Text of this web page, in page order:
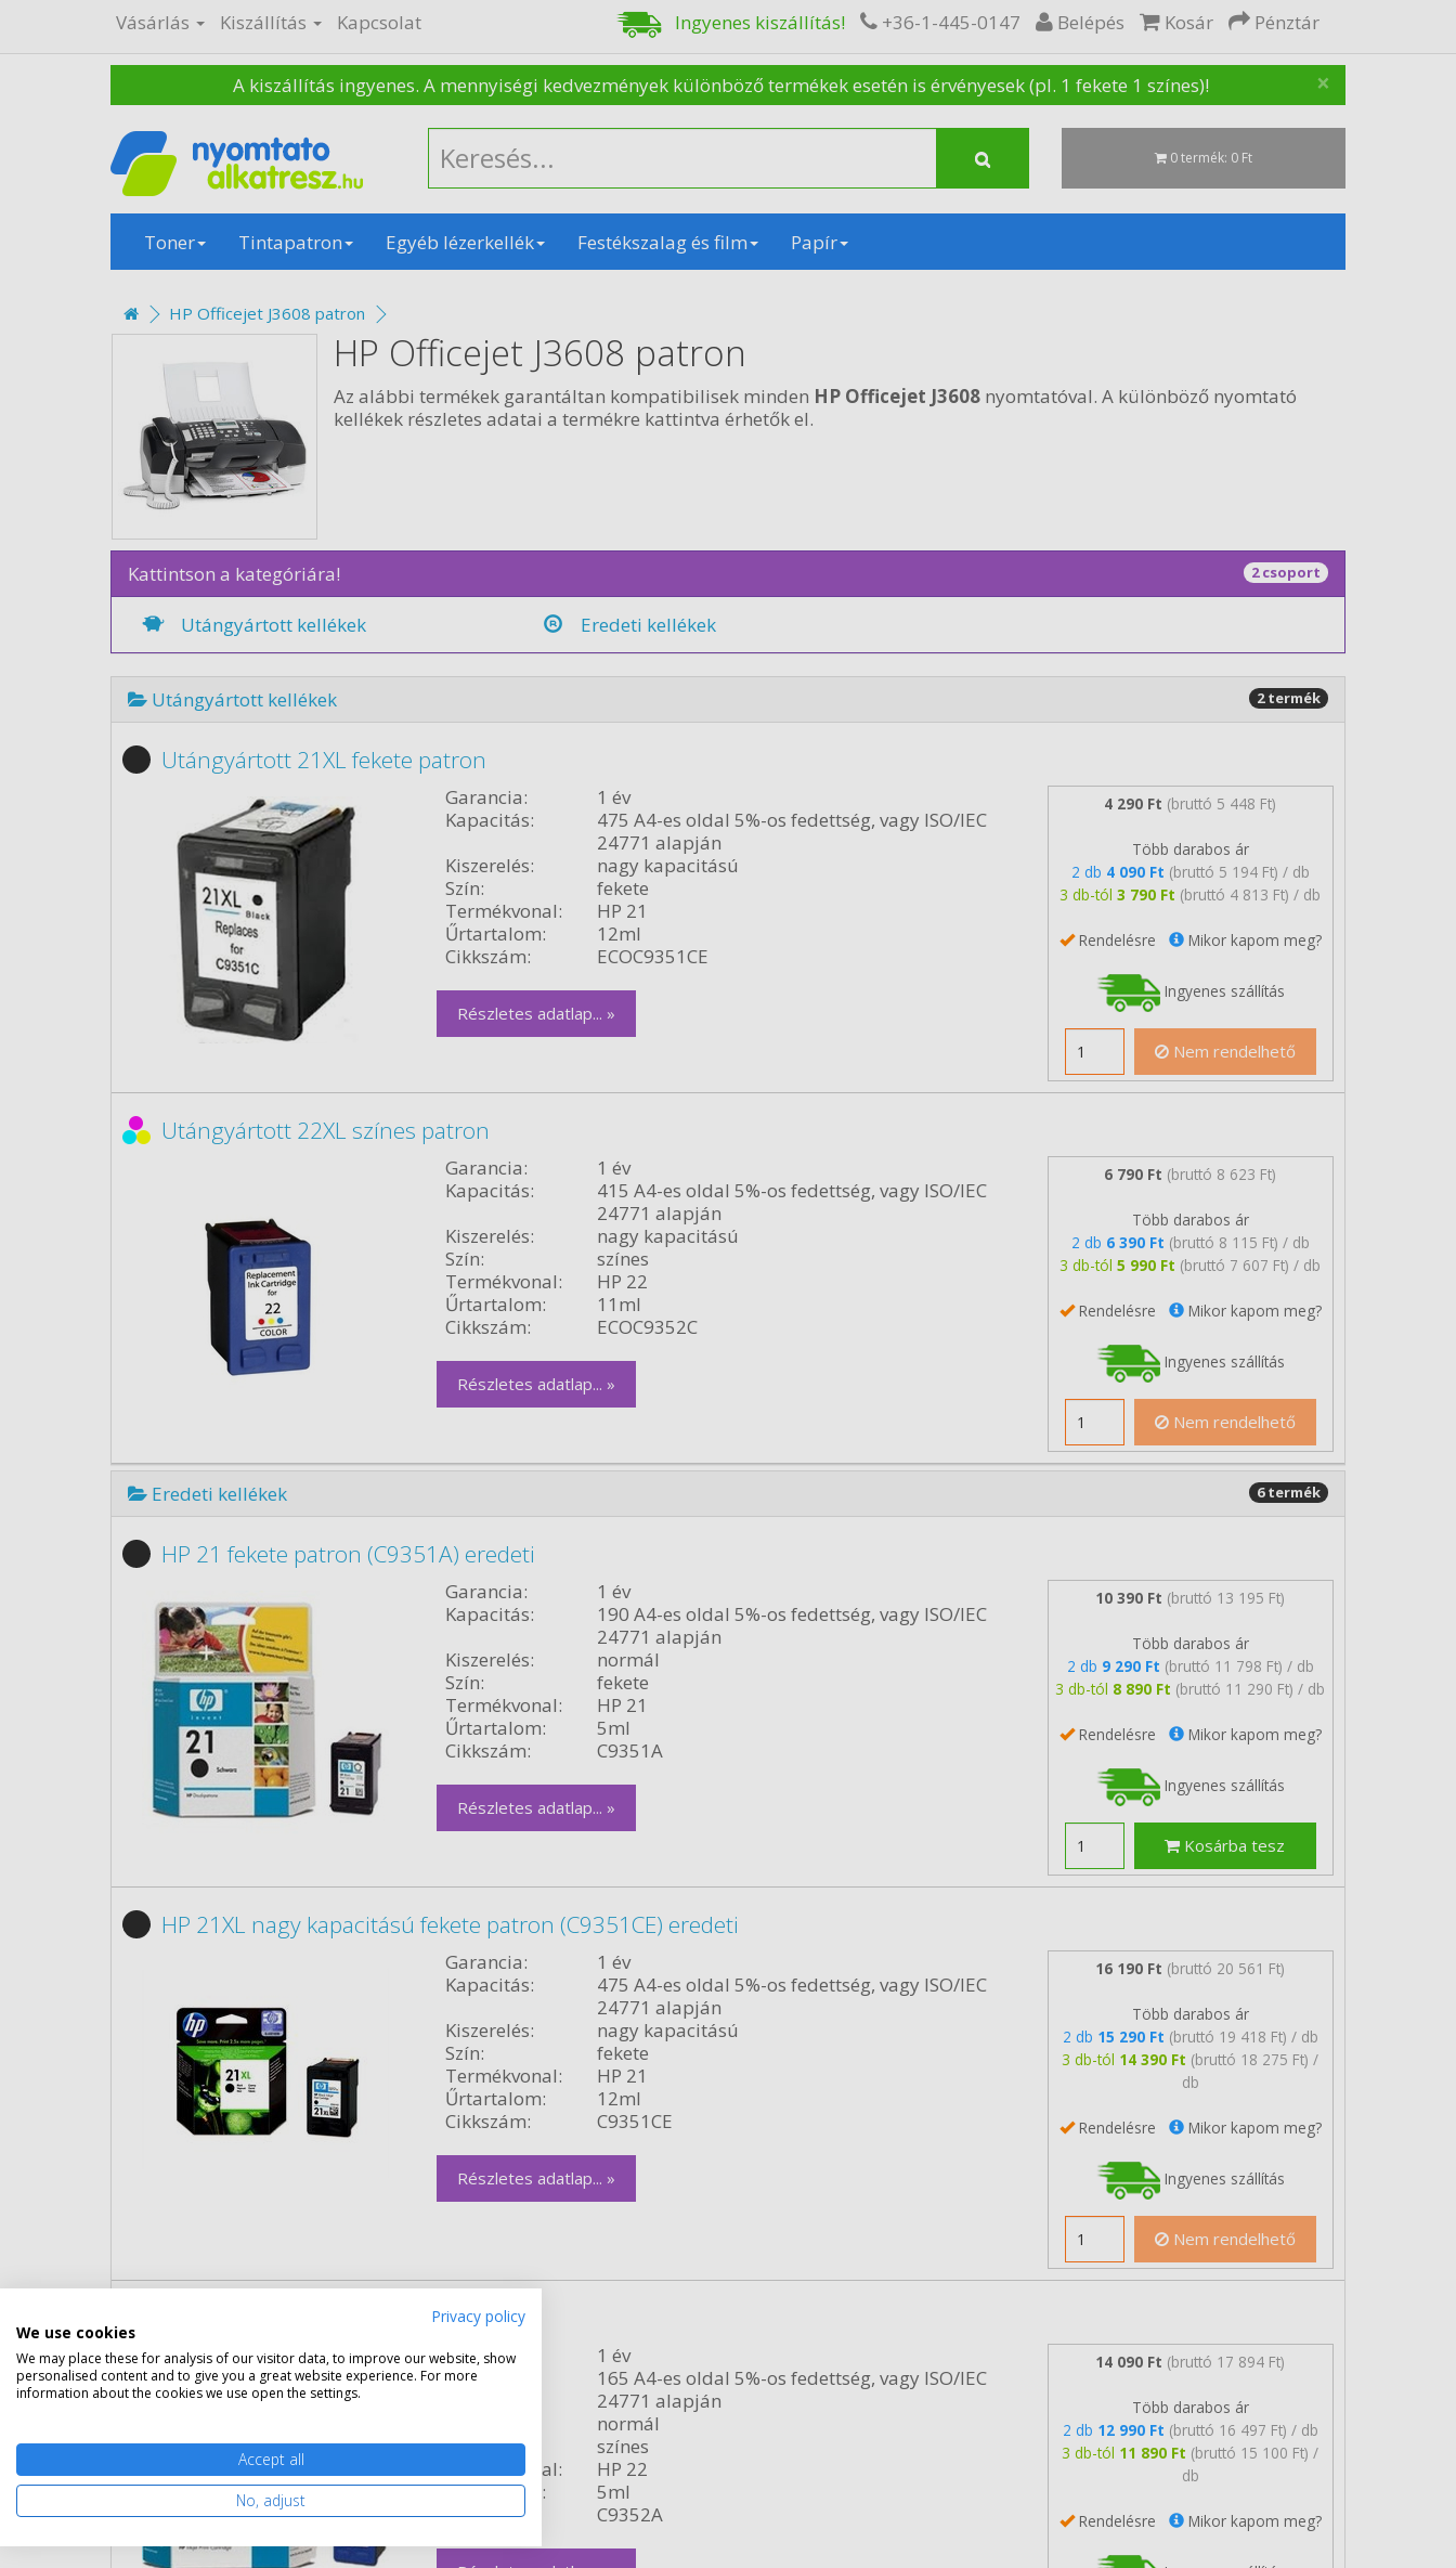
Vásárlás Kiszállítás Kapcsolat Ingyenes kiszállítás! +36-1-445-0147 Belépés Kosár Pénztár
×
A kiszállítás ingyenes. A mennyiségi kedvezmények különböző termékek esetén is érvényesek (pl. 1 fekete 1 színes)!
0 termék: 0 Ft
Toner Tintapatron Egyéb lézerkellék Festékszalag és film Papír
HP Officejet J3608 patron
HP Officejet J3608 patron
Az alábbi termékek garantáltan kompatibilisek minden HP Officejet J3608 nyomtatóval. A különböző nyomtató
kellékek részletes adatai a termékre kattintva érhetők el.
Kattintson a kategóriára! 2 csoport
Utángyártott kellékek Eredeti kellékek
Utángyártott kellékek 2 termék
Utángyártott 21XL fekete patron
Garancia:
1 év
Kapacitás:
475 A4-es oldal 5%-os fedettség, vagy ISO/IEC
24771 alapján
Kiszerelés:
nagy kapacitású
Szín:
fekete
Termékvonal:
HP 21
Űrtartalom:
12ml
Cikkszám:
ECOC9351CE
Részletes adatlap... »
4 290 Ft (bruttó 5 448 Ft)
Több darabos ár
2 db 4 090 Ft (bruttó 5 194 Ft) / db
3 db-tól3 790 Ft (bruttó 4 813 Ft) / db
Rendelésre Mikor kapom meg?
Ingyenes szállítás
Nem rendelhető
Utángyártott 22XL színes patron
Garancia:
1 év
Kapacitás:
415 A4-es oldal 5%-os fedettség, vagy ISO/IEC
24771 alapján
Kiszerelés:
nagy kapacitású
Szín:
színes
Termékvonal:
HP 22
Űrtartalom:
11ml
Cikkszám:
ECOC9352C
Részletes adatlap... »
6 790 Ft (bruttó 8 623 Ft)
Több darabos ár
2 db 6 390 Ft (bruttó 8 115 Ft) / db
3 db-tól5 990 Ft (bruttó 7 607 Ft) / db
Rendelésre Mikor kapom meg?
Ingyenes szállítás
Nem rendelhető
Eredeti kellékek 6 termék
HP 21 fekete patron (C9351A) eredeti
Garancia:
1 év
Kapacitás:
190 A4-es oldal 5%-os fedettség, vagy ISO/IEC
24771 alapján
Kiszerelés:
normál
Szín:
fekete
Termékvonal:
HP 21
Űrtartalom:
5ml
Cikkszám:
C9351A
Részletes adatlap... »
10 390 Ft (bruttó 13 195 Ft)
Több darabos ár
2 db 9 290 Ft (bruttó 11 798 Ft) / db
3 db-tól 8 890 Ft (bruttó 11 290 Ft) / db
Rendelésre Mikor kapom meg?
Ingyenes szállítás
Kosárba tesz
HP 21XL nagy kapacitású fekete patron (C9351CE) eredeti
Garancia:
1 év
Kapacitás:
475 A4-es oldal 5%-os fedettség, vagy ISO/IEC
24771 alapján
Kiszerelés:
nagy kapacitású
Szín:
fekete
Termékvonal:
HP 21
Űrtartalom:
12ml
Cikkszám:
C9351CE
Részletes adatlap... »
16 190 Ft (bruttó 20 561 Ft)
Több darabos ár
2 db 15 290 Ft (bruttó 19 418 Ft) / db
3 db-tól 14 390 Ft (bruttó 18 275 Ft) /
db
Rendelésre Mikor kapom meg?
Ingyenes szállítás
Nem rendelhető
HP 22 színes patron (C9352A) eredeti
Garancia:
1 év
Kapacitás:
165 A4-es oldal 5%-os fedettség, vagy ISO/IEC
24771 alapján
normál
Szín:
színes
Termékvonal:
HP 22
Űrtartalom:
5ml
Cikkszám:
C9352A
14 090 Ft (bruttó 17 894 Ft)
Több darabos ár
2 db 12 990 Ft (bruttó 16 497 Ft) / db
3 db-tól 11 890 Ft (bruttó 15 100 Ft) /
db
Rendelésre Mikor kapom meg?
Privacy policy
We use cookies
We may place these for analysis of our visitor data, to improve our website, show
personalised content and to give you a great website experience. For more
information about the cookies we use open the settings.
Accept all
No, adjust